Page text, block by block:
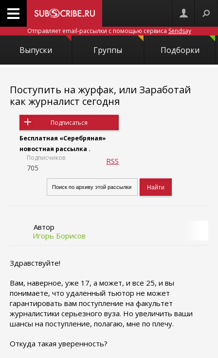
Отправляет email-рассылки с помощью сервиса Sendsay
Выпуски Группы Подборки
Поступить на журфак, или Заработай
как журналист сегодня
Подписаться
Бесплатная «Серебряная»
новостная рассылка .
Подписчиков
705
RSS
Автор
Игорь Борисов
Здравствуйте!
Вам, наверное, уже 17, а может, и все 25, и вы
понимаете, что удаленный тьютор не может
гарантировать вам поступление на факультет
журналистики серьезного вуза. Но увеличить ваши
шансы на поступление, полагаю, мне по плечу.
Откуда такая уверенность?